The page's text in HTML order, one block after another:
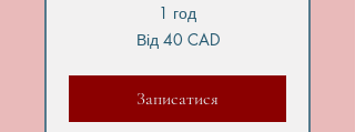
1 год
Від 40 CAD
Записатися